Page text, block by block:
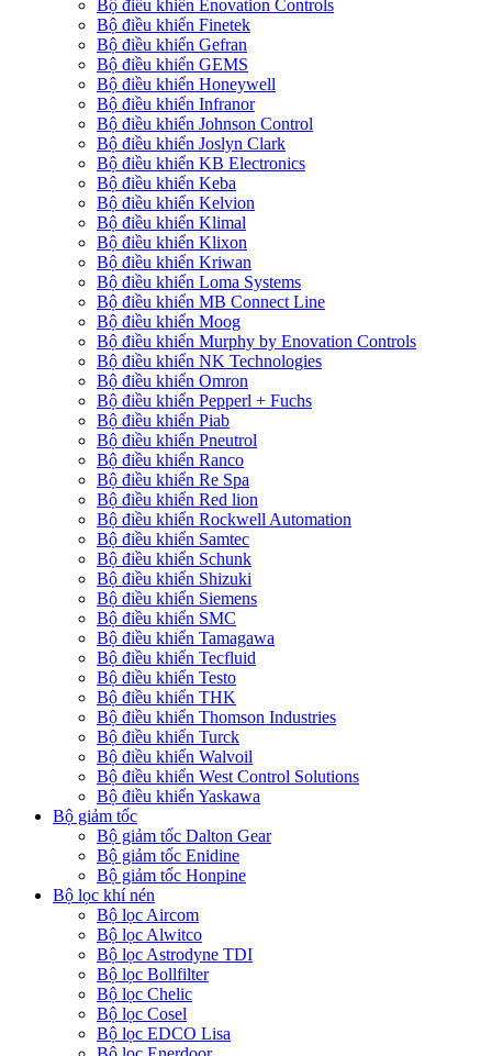
Bộ điều khiển Enovation Controls
Bộ điều khiển Finetek
Bộ điều khiển Gefran
Bộ điều khiển GEMS
Bộ điều khiển Honeywell
Bộ điều khiển Infranor
Bộ điều khiển Johnson Control
Bộ điều khiển Joslyn Clark
Bộ điều khiển KB Electronics
Bộ điều khiển Keba
Bộ điều khiển Kelvion
Bộ điều khiển Klimal
Bộ điều khiển Klixon
Bộ điều khiển Kriwan
Bộ điều khiển Loma Systems
Bộ điều khiển MB Connect Line
Bộ điều khiển Moog
Bộ điều khiển Murphy by Enovation Controls
Bộ điều khiển NK Technologies
Bộ điều khiển Omron
Bộ điều khiển Pepperl + Fuchs
Bộ điều khiển Piab
Bộ điều khiển Pneutrol
Bộ điều khiển Ranco
Bộ điều khiển Re Spa
Bộ điều khiển Red lion
Bộ điều khiển Rockwell Automation
Bộ điều khiển Samtec
Bộ điều khiển Schunk
Bộ điều khiển Shizuki
Bộ điều khiển Siemens
Bộ điều khiển SMC
Bộ điều khiển Tamagawa
Bộ điều khiển Tecfluid
Bộ điều khiển Testo
Bộ điều khiển THK
Bộ điều khiển Thomson Industries
Bộ điều khiển Turck
Bộ điều khiển Walvoil
Bộ điều khiển West Control Solutions
Bộ điều khiển Yaskawa
Bộ giảm tốc
Bộ giảm tốc Dalton Gear
Bộ giảm tốc Enidine
Bộ giảm tốc Honpine
Bộ lọc khí nén
Bộ lọc Aircom
Bộ lọc Alwitco
Bộ lọc Astrodyne TDI
Bộ lọc Bollfilter
Bộ lọc Chelic
Bộ lọc Cosel
Bộ lọc EDCO Lisa